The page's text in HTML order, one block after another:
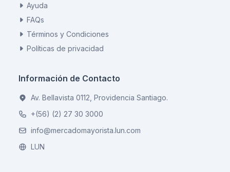
Ayuda
FAQs
Términos y Condiciones
Políticas de privacidad
Información de Contacto
Av. Bellavista 0112, Providencia Santiago.
+(56) (2) 27 30 3000
info@mercadomayorista.lun.com
LUN